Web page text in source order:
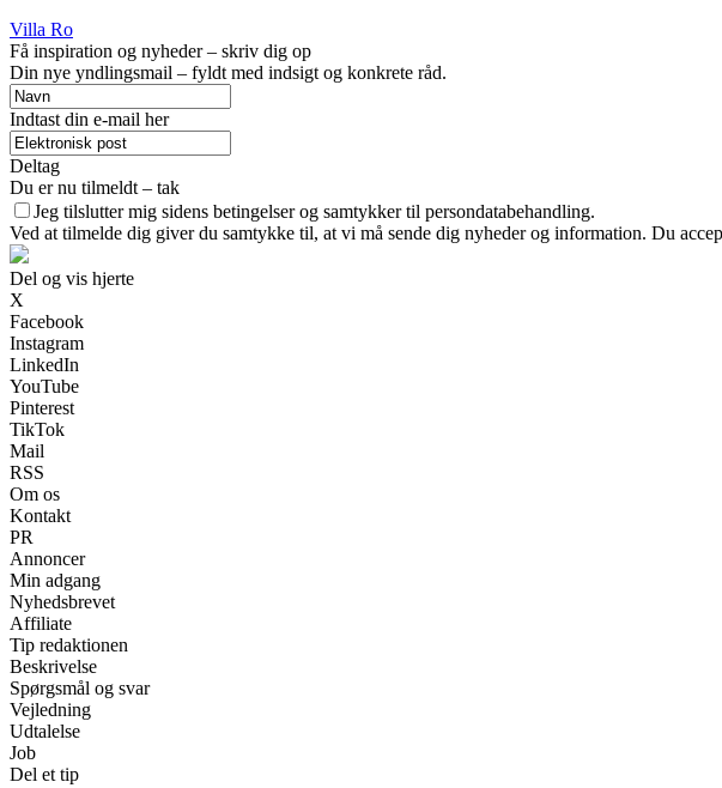
Villa Ro
Få inspiration og nyheder – skriv dig op
Din nye yndlingsmail – fyldt med indsigt og konkrete råd.
Indtast din e-mail her
Deltag
Du er nu tilmeldt – tak
Jeg tilslutter mig sidens betingelser og samtykker til persondatabehandling.
Ved at tilmelde dig giver du samtykke til, at vi må sende dig nyheder og information. Du
Del og vis hjerte
X
Facebook
Instagram
LinkedIn
YouTube
Pinterest
TikTok
Mail
RSS
Om os
Kontakt
PR
Annoncer
Min adgang
Nyhedsbrevet
Affiliate
Tip redaktionen
Beskrivelse
Spørgsmål og svar
Vejledning
Udtalelse
Job
Del et tip